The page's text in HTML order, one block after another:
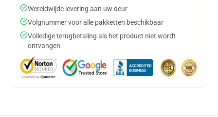
Wereldwijde levering aan uw deur
Volgnummer voor alle pakketten beschikbaar
Volledige terugbetaling als het product niet wordt
ontvangen